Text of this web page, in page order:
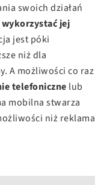
swoich działań
jej
jest póki
niż dla
A możliwości co raz
telefoniczne lub
mobilna stwarza
niż reklama